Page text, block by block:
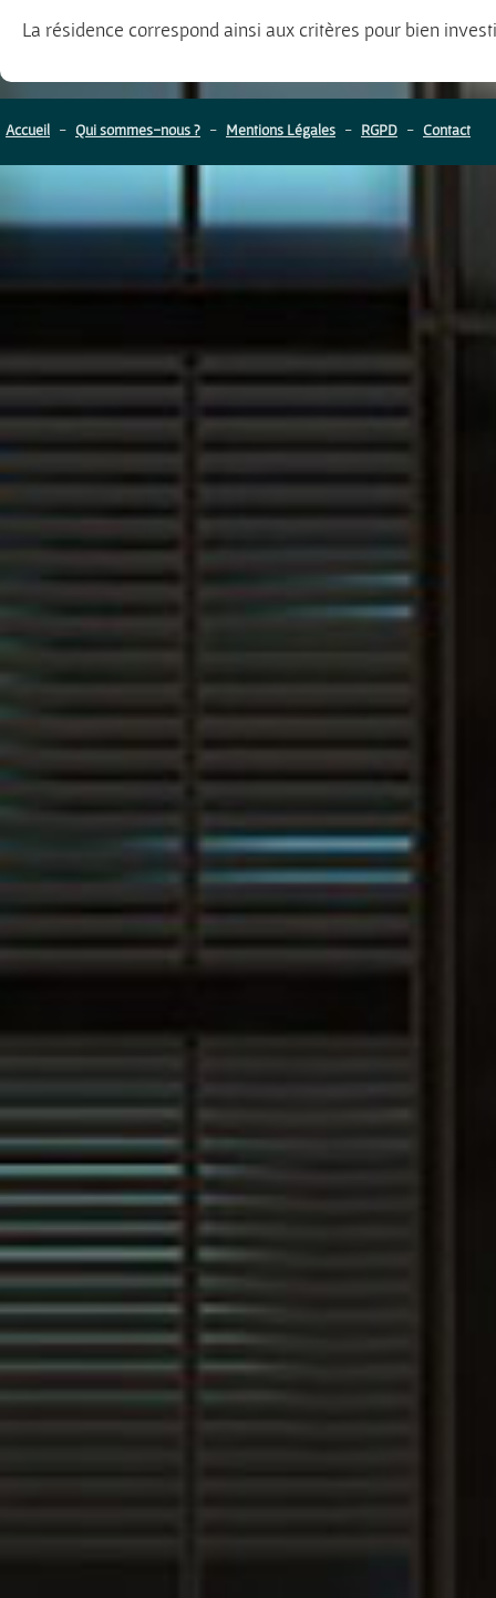
La résidence correspond ainsi aux critères pour bien
Accueil - Qui sommes-nous ? - Mentions Légales - RGPD - Contact